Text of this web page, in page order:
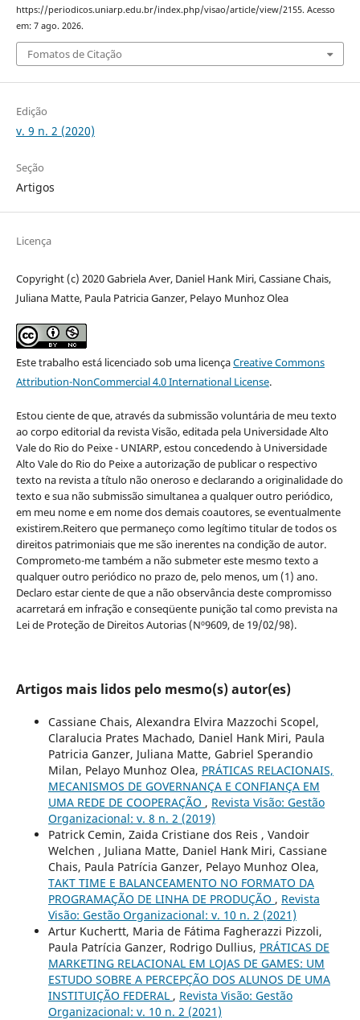
https://periodicos.uniarp.edu.br/index.php/visao/article/view/2155. Acesso
em: 7 ago. 2026.
Fomatos de Citação
Edição
v. 9 n. 2 (2020)
Seção
Artigos
Licença
Copyright (c) 2020 Gabriela Aver, Daniel Hank Miri, Cassiane Chais,
Juliana Matte, Paula Patricia Ganzer, Pelayo Munhoz Olea
Este trabalho está licenciado sob uma licençaCreative Commons
Attribution-NonCommercial 4.0 International License.
Estou ciente de que, através da submissão voluntária de meu texto
ao corpo editorial da revista Visão, editada pela Universidade Alto
Vale do Rio do Peixe - UNIARP, estou concedendo à Universidade
Alto Vale do Rio do Peixe a autorização de publicar o respectivo
texto na revista a título não oneroso e declarando a originalidade do
texto e sua não submissão simultanea a qualquer outro periódico,
em meu nome e em nome dos demais coautores, se eventualmente
existirem.Reitero que permaneço como legítimo titular de todos os
direitos patrimoniais que me são inerentes na condição de autor.
Comprometo-me também a não submeter este mesmo texto a
qualquer outro periódico no prazo de, pelo menos, um (1) ano.
Declaro estar ciente de que a não observância deste compromisso
acarretará em infração e conseqüente punição tal como prevista na
Lei de Proteção de Direitos Autorias (Nº9609, de 19/02/98).
Artigos mais lidos pelo mesmo(s) autor(es)
Cassiane Chais, Alexandra Elvira Mazzochi Scopel,
Claralucia Prates Machado, Daniel Hank Miri, Paula
Patricia Ganzer, Juliana Matte, Gabriel Sperandio
Milan, Pelayo Munhoz Olea, PRÁTICAS RELACIONAIS,
MECANISMOS DE GOVERNANÇA E CONFIANÇA EM
UMA REDE DE COOPERAÇÃO , Revista Visão: Gestão
Organizacional: v. 8 n. 2 (2019)
Patrick Cemin, Zaida Cristiane dos Reis , Vandoir
Welchen , Juliana Matte, Daniel Hank Miri, Cassiane
Chais, Paula Patrícia Ganzer, Pelayo Munhoz Olea,
TAKT TIME E BALANCEAMENTO NO FORMATO DA
PROGRAMAÇÃO DE LINHA DE PRODUÇÃO , Revista
Visão: Gestão Organizacional: v. 10 n. 2 (2021)
Artur Kuchertt, Maria de Fátima Fagherazzi Pizzoli,
Paula Patrícia Ganzer, Rodrigo Dullius, PRÁTICAS DE
MARKETING RELACIONAL EM LOJAS DE GAMES: UM
ESTUDO SOBRE A PERCEPÇÃO DOS ALUNOS DE UMA
INSTITUIÇÃO FEDERAL , Revista Visão: Gestão
Organizacional: v. 10 n. 2 (2021)